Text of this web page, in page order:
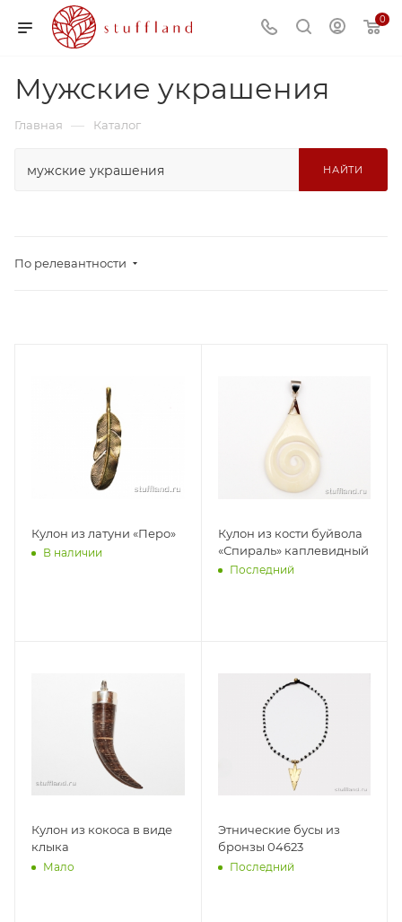
0
Мужские украшения
Главная — Каталог
НАЙТИ
По релевантности
Кулон из латуни «Перо»
В наличии
Кулон из кости буйвола
«Спираль» каплевидный
Последний
Кулон из кокоса в виде
клыка
Мало
Этнические бусы из
бронзы 04623
Последний